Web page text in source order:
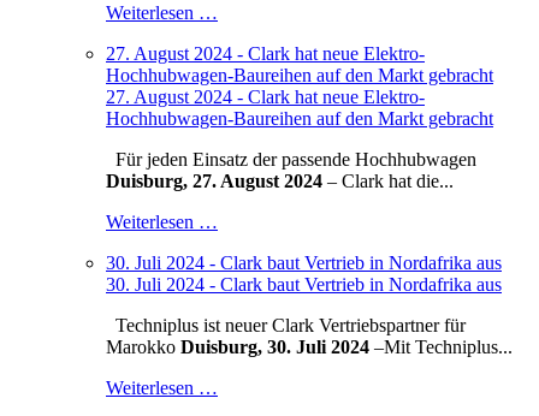
Weiterlesen …
27. August 2024 - Clark hat neue Elektro-
Hochhubwagen-Baureihen auf den Markt gebracht
27. August 2024 - Clark hat neue Elektro-
Hochhubwagen-Baureihen auf den Markt gebracht
Für jeden Einsatz der passende Hochhubwagen
Duisburg, 27. August 2024 – Clark hat die...
Weiterlesen …
30. Juli 2024 - Clark baut Vertrieb in Nordafrika aus
30. Juli 2024 - Clark baut Vertrieb in Nordafrika aus
Techniplus ist neuer Clark Vertriebspartner für
Marokko Duisburg, 30. Juli 2024 –Mit Techniplus...
Weiterlesen …